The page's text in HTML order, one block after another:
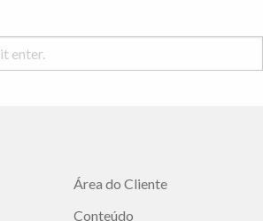
Área do Cliente
Conteúdo